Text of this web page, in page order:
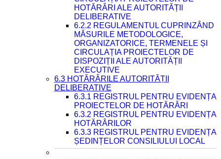
HOTĂRÂRI ALE AUTORITĂȚII
DELIBERATIVE
6.2.2 REGULAMENTUL CUPRINZÂND
MĂSURILE METODOLOGICE,
ORGANIZATORICE, TERMENELE ȘI
CIRCULAȚIA PROIECTELOR DE
DISPOZIȚII ALE AUTORITĂȚII
EXECUTIVE
6.3 HOTĂRÂRILE AUTORITĂȚII
DELIBERATIVE
6.3.1 REGISTRUL PENTRU EVIDENȚA
PROIECTELOR DE HOTĂRÂRI
6.3.2 REGISTRUL PENTRU EVIDENȚA
HOTĂRÂRILOR
6.3.3 REGISTRUL PENTRU EVIDENȚA
ȘEDINȚELOR CONSILIULUI LOCAL